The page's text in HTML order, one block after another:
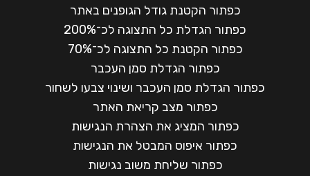
כפתור הקטנת גודל הגופנים באתר
כפתור הגדלת כל התצוגה לכ־200%
כפתור הקטנת כל התצוגה לכ־70%
כפתור הגדלת סמן העכבר
כפתור הגדלת סמן העכבר ושינוי צבעו לשחור
כפתור מצב קריאת האתר
כפתור המציג את הצהרת הנגישות
כפתור איפוס המבטל את הנגישות
כפתור שליחת משוב נגישות